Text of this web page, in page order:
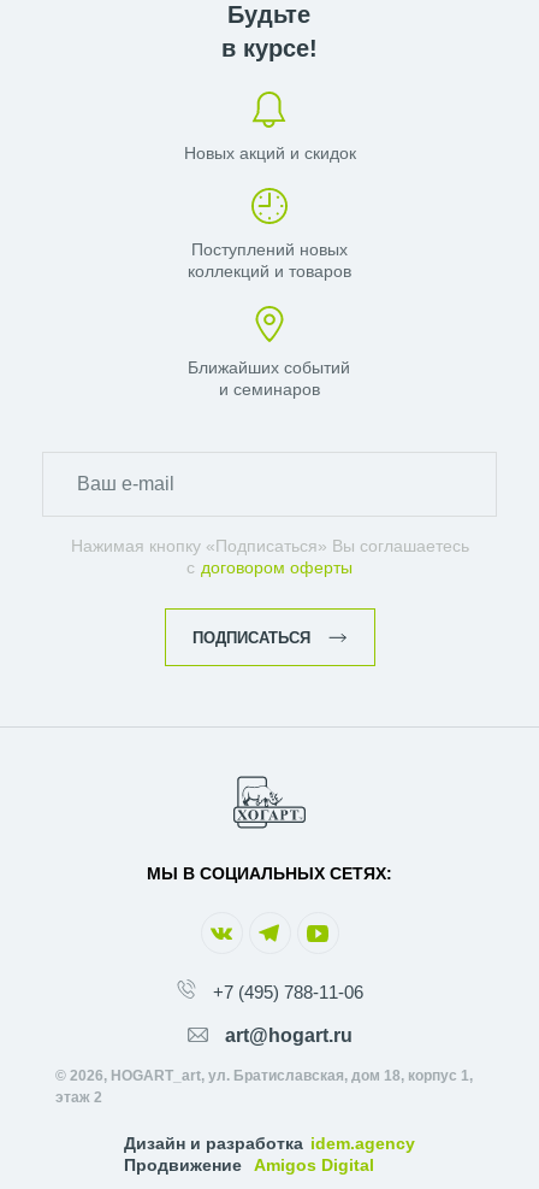
Будьте
в курсе!
Новых акций и скидок
Поступлений новых
коллекций и товаров
Ближайших событий
и семинаров
Нажимая кнопку «Подписаться» Вы соглашаетесь
с договором оферты
ПОДПИСАТЬСЯ
МЫ В СОЦИАЛЬНЫХ СЕТЯХ:
+7 (495) 788-11-06
art@hogart.ru
© 2026, HOGART_art, ул. Братиславская, дом 18, корпус 1,
этаж 2
Дизайн и разработка idem.agency
Продвижение
Amigos Digital